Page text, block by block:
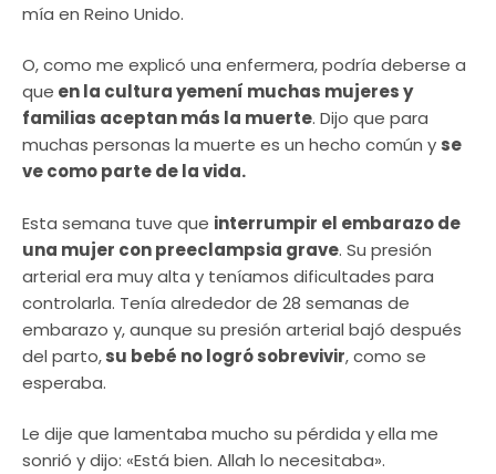
mía en Reino Unido.
O, como me explicó una enfermera, podría deberse a
que en la cultura yemení muchas mujeres y
familias aceptan más la muerte. Dijo que para
muchas personas la muerte es un hecho común y se
ve como parte de la vida.
Esta semana tuve que interrumpir el embarazo de
una mujer con preeclampsia grave. Su presión
arterial era muy alta y teníamos dificultades para
controlarla. Tenía alrededor de 28 semanas de
embarazo y, aunque su presión arterial bajó después
del parto,su bebé no logró sobrevivir, como se
esperaba.
Le dije que lamentaba mucho su pérdida yella me
sonrió y dijo: «Está bien. Allah lo necesitaba».